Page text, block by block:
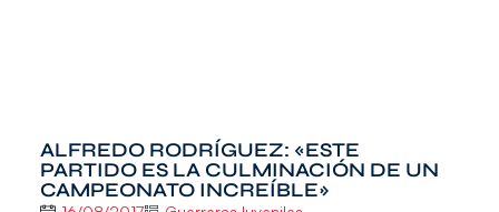
ALFREDO RODRÍGUEZ: «ESTE
PARTIDO ES LA CULMINACIÓN DE UN
CAMPEONATO INCREÍBLE»